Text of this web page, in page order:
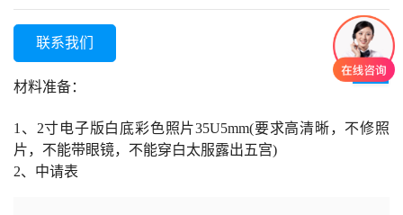
联系我们
材料准备：
1、2寸电子版白底彩色照片35U5mm(要求高清晰，不修照
片，不能带眼镜，不能穿白太服露出五宫)
2、中请表